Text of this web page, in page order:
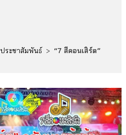
ประชาสัมพันธ์ > “7 สีคอนเสิร์ต”